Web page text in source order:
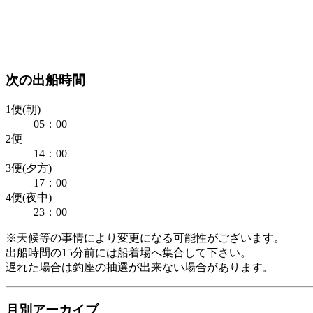
次の出船時間
1便(朝)
05：00
2便
14：00
3便(夕方)
17：00
4便(夜中)
23：00
※天候等の事情により変更になる可能性がございます。
出船時間の15分前には船着場へ集合して下さい。
遅れた場合は釣座の抽選が出来ない場合があります。
月別アーカイブ